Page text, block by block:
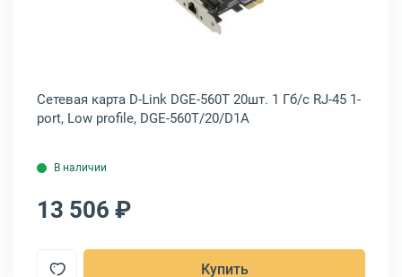
Marvell Qlogic QLE2672, HBA 16 Гб/с SR 2-port, QLE2672-CK
Открыть товар: Сетевая карта
Сетевая карта D-Link DGE-560T 20шт. 1 Гб/с RJ-45 1-
port, Low profile, DGE-560T/20/D1A
В наличии
13 506 ₽
Купить